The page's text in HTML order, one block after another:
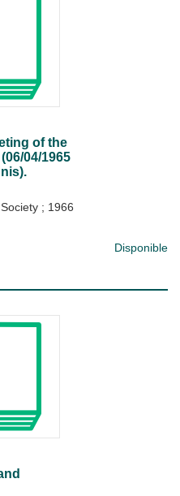
of the
04/1965
; 1966
Disponible